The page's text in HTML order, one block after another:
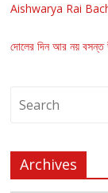
Aishwarya Rai
দোলের দিন আর নয় বসন্ত
Archives